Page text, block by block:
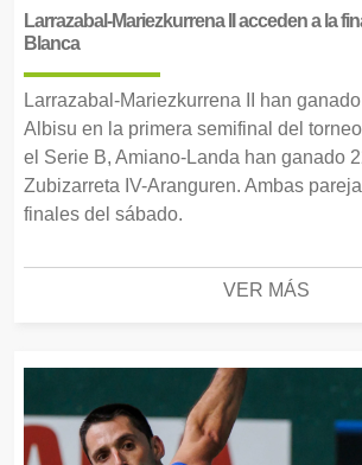
Larrazabal-Mariezkurrena II acceden a la
Blanca
Larrazabal-Mariezkurrena II han
Albisu en la primera semifinal del
el Serie B, Amiano-Landa han ganado
Zubizarreta IV-Aranguren. Ambas
finales del sábado.
VER MÁS